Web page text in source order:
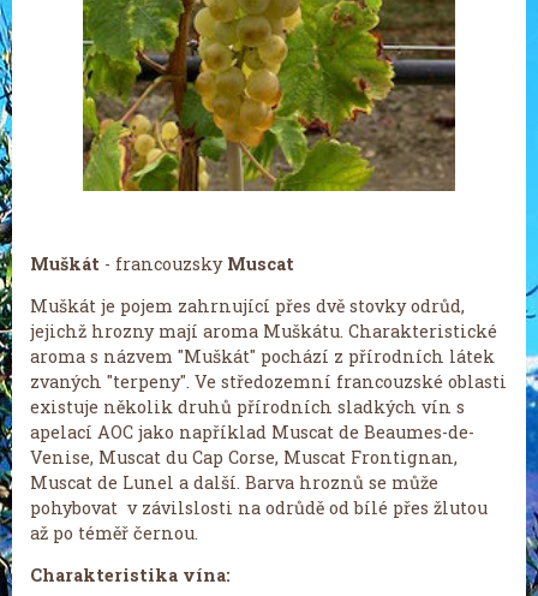
Muškát - francouzsky Muscat
Muškát je pojem zahrnující přes dvě stovky odrůd,
jejichž hrozny mají aroma Muškátu. Charakteristické
aroma s názvem "Muškát" pochází z přírodních látek
zvaných "terpeny". Ve středozemní francouzské oblasti
existuje několik druhů přírodních sladkých vín s
apelací AOC jako například Muscat de Beaumes-de-
Venise, Muscat du Cap Corse, Muscat Frontignan,
Muscat de Lunel a další. Barva hroznů se může
pohybovat v závilslosti na odrůdě od bílé přes žlutou
až po téměř černou.
Charakteristika vína: